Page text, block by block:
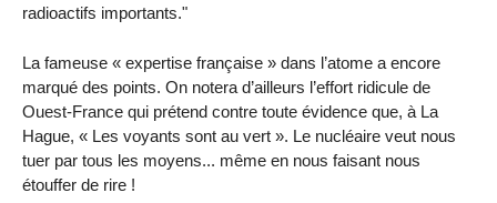
radioactifs importants."
La fameuse « expertise française » dans l’atome a encore
marqué des points. On notera d’ailleurs l’effort ridicule de
Ouest-France qui prétend contre toute évidence que, à La
Hague, « Les voyants sont au vert ». Le nucléaire veut nous
tuer par tous les moyens... même en nous faisant nous
étouffer de rire !